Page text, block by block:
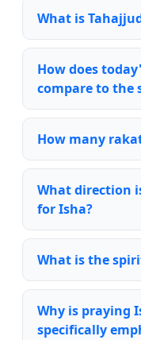
What is
How does
compare to the
How many
What direction
for Isha?
What is the
Why is praying
specifically